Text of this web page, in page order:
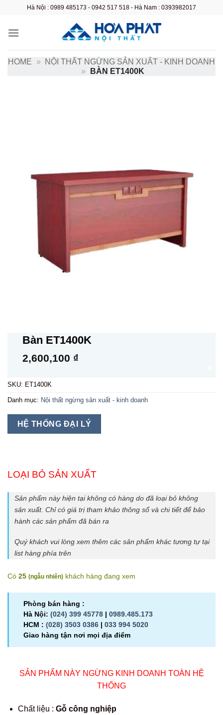
nội
Hà Nội : 0989 485173 - 0942 517 518 - Hà Nam : 0393982017
HOME »
NỘI THẤT NGỪNG SẢN XUẤT - KINH DOANH
»
BÀN ET1400K
Bàn ET1400K
2,600,100 ₫
SKU: ET1400K
Danh mục: Nội thất ngừng sản xuất - kinh doanh
HỆ THỐNG ĐẠI LÝ
LOẠI BỎ SẢN XUẤT
Sản phẩm này hiện tại không có hàng do đã loại bỏ không
sản xuất. Chỉ có giá trị tham khảo thông số và chi tiết để bảo
hành các sản phẩm đã bán ra
Quý khách vui lòng xem thêm các sản phẩm khác tương tự tại
list hàng phía trên
Có 25 (ngẫu nhiên) khách hàng đang xem
Phòng bán hàng :
Hà Nội: (024) 399 45778 | 0989.485.173
HCM : (028) 3503 0386 | 033 994 5020
Giao hàng tận nơi mọi địa điểm
SẢN PHẨM NÀY NGỪNG KINH DOANH TOÀN HỆ
THỐNG
Chất liệu : Gỗ công nghiệp